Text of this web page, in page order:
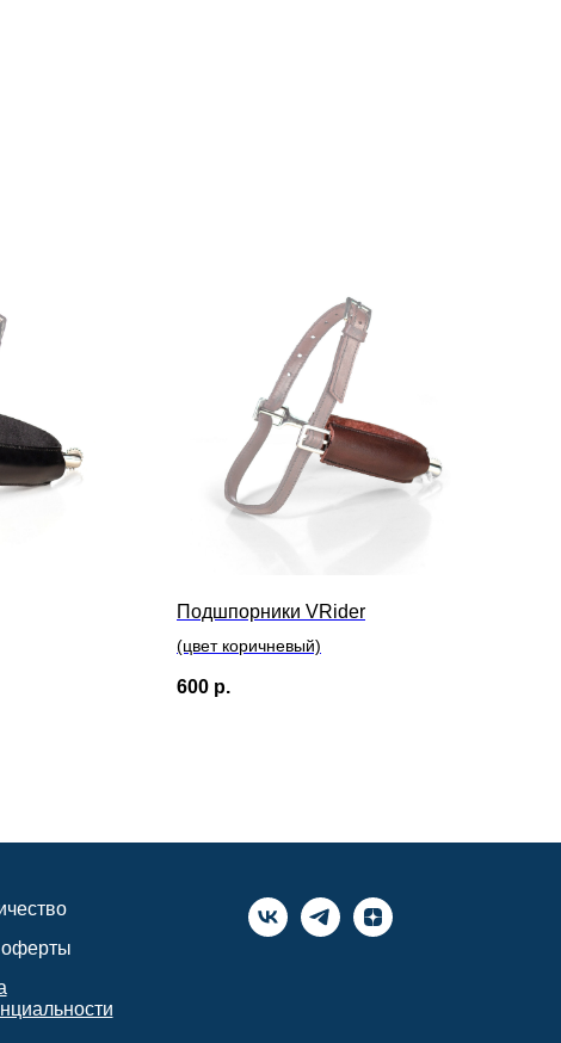
Подшпорники VRider
(цвет коричневый)
600 р.
оферты